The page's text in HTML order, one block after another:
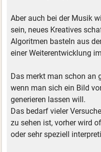
Aber auch bei der Musik
sein, neues Kreatives
Algoritmen basteln aus
einer Weiterentwicklung
Das merkt man schon an
wenn man sich ein Bild
generieren lassen will.
Das bedarf vieler
zu sehen ist, vorher wird
oder sehr speziell